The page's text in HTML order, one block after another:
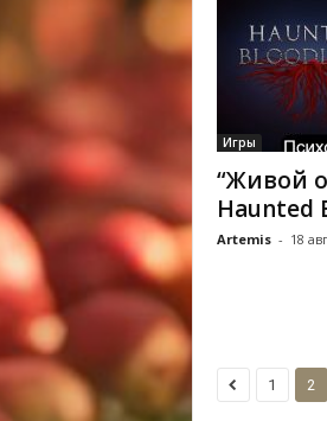
Игры
“Живой
Haunted
Artemis - 18
1 2